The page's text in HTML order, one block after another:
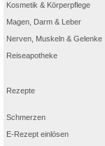
Kosmetik & Körperpflege
Magen, Darm & Leber
Nerven, Muskeln & Gelenke
Reiseapotheke
Rezepte
Schmerzen
E-Rezept einlösen